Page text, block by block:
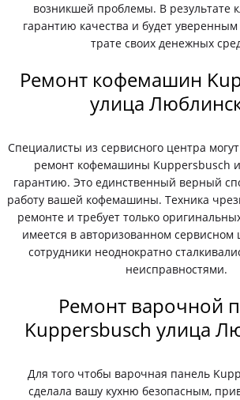
возникшей проблемы. В результате
гарантию качества и будет
трате своих денежных
Ремонт кофемашин
улица
Специалисты из сервисного центра
ремонт кофемашины Kuppersbusch
гарантию. Это единственный верный
работу вашей кофемашины. Техника
ремонте и требует только
имеется в авторизованном сервисном
сотрудники неоднократно
неисправностями.
Ремонт варочной
Kuppersbusch улица
Для того чтобы варочная панель
сделала вашу кухню безопасным,